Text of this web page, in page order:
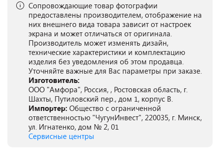
Сопровождающие товар фотографии
предоставлены производителем, отображение на
них внешнего вида товара зависит от настроек
экрана и может отличаться от оригинала.
Производитель может изменять дизайн,
технические характеристики и комплектацию
изделия без уведомления об этом продавца.
Уточняйте важные для Вас параметры при заказе.
Изготовитель:
ООО "Амфора", Россия, , Ростовская область, г.
Шахты, Путиловский пер., дом 1, корпус В.
Импортер: Общество с ограниченной
ответственностью "ЧугунИнвест", 220035, г. Минск,
ул. Игнатенко, дом № 2, 01
Сервисные центры